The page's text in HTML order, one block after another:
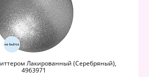
Лакированный (серебряный),
4963971